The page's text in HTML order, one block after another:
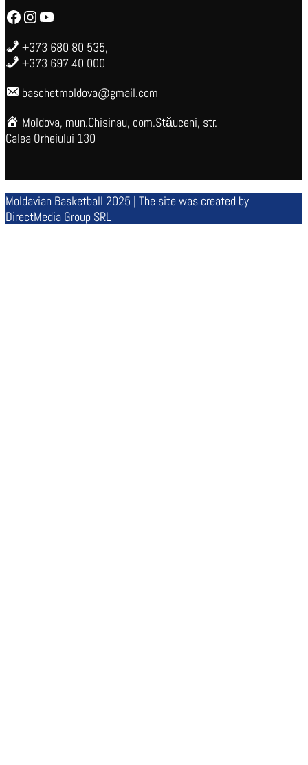
Facebook Instagram YouTube
+373 680 80 535,
+373 697 40 000
baschetmoldova@gmail.com
Moldova, mun.Chisinau, com.Stăuceni, str.
Calea Orheiului 130
Moldavian Basketball 2025 | The site was created by
DirectMedia Group SRL